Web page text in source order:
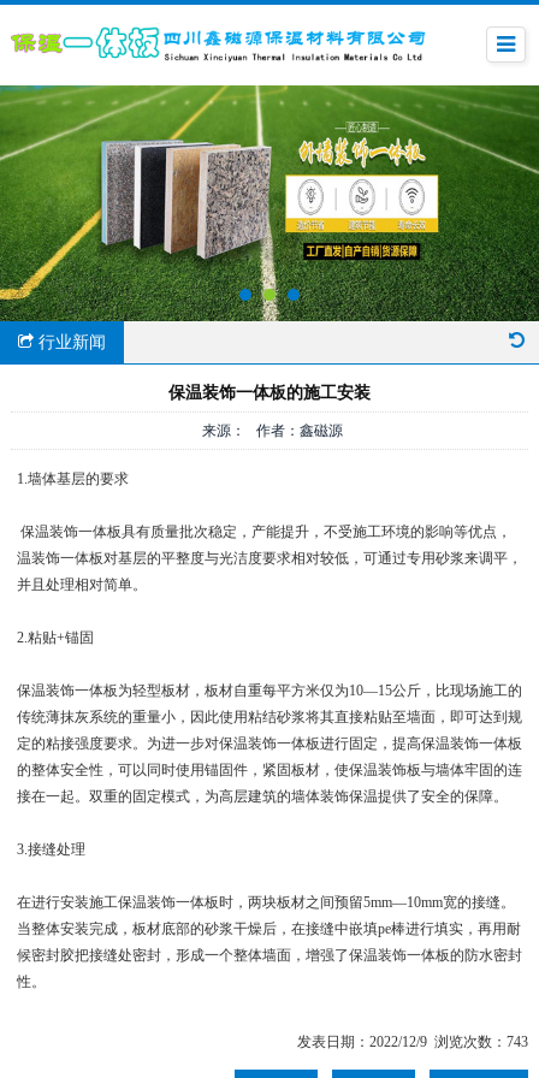
行业新闻
保温装饰一体板的施工安装
来源： 作者：鑫磁源
1.墙体基层的要求
保温装饰一体板具有质量批次稳定，产能提升，不受施工环境的影响等优点，
温装饰一体板对基层的平整度与光洁度要求相对较低，可通过专用砂浆来调平，
并且处理相对简单。
2.粘贴+锚固
保温装饰一体板为轻型板材，板材自重每平方米仅为10—15公斤，比现场施工的
传统薄抹灰系统的重量小，因此使用粘结砂浆将其直接粘贴至墙面，即可达到规
定的粘接强度要求。为进一步对保温装饰一体板进行固定，提高保温装饰一体板
的整体安全性，可以同时使用锚固件，紧固板材，使保温装饰板与墙体牢固的连
接在一起。双重的固定模式，为高层建筑的墙体装饰保温提供了安全的保障。
3.接缝处理
在进行安装施工保温装饰一体板时，两块板材之间预留5mm—10mm宽的接缝。
当整体安装完成，板材底部的砂浆干燥后，在接缝中嵌填pe棒进行填实，再用耐
候密封胶把接缝处密封，形成一个整体墙面，增强了保温装饰一体板的防水密封
性。
发表日期：2022/12/9 浏览次数：743